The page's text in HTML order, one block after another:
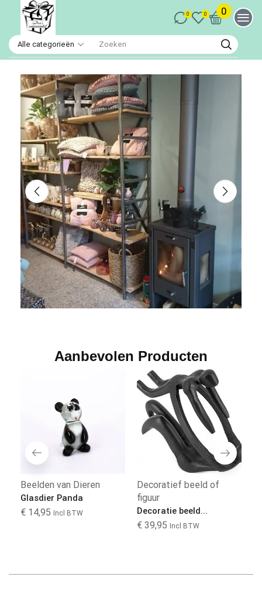
0 0 0
Aanbevolen Producten
Beelden van Dieren
Glasdier Panda
€ 14,95 Incl BTW
Decoratief beeld of
figuur
Decoratie beeld...
€ 39,95 Incl BTW